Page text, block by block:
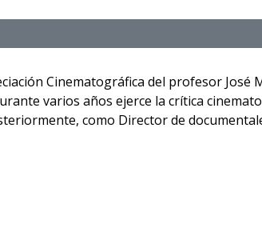
Cinematográfica del profesor José
varios años ejerce la crítica
como Director de